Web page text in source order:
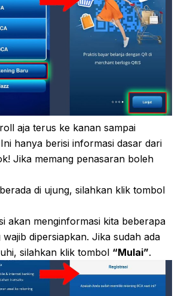
aja terus ke kanan sampai
hanya berisi informasi dasar dari
Jika memang penasaran boleh
di ujung, silahkan klik tombol
akan menginformasi kita beberapa
dipersiapkan. Jika sudah ada
silahkan klik tombol “Mulai”.